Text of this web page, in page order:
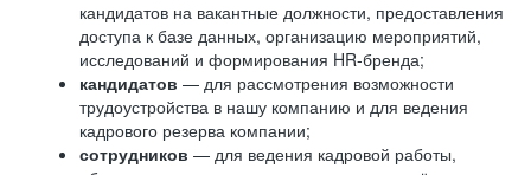
кандидатов на вакантные должности, предоставления
доступа к базе данных, организацию мероприятий,
исследований и формирования HR-бренда;
кандидатов — для рассмотрения возможности
трудоустройства в нашу компанию и для ведения
кадрового резерва компании;
сотрудников — для ведения кадровой работы,